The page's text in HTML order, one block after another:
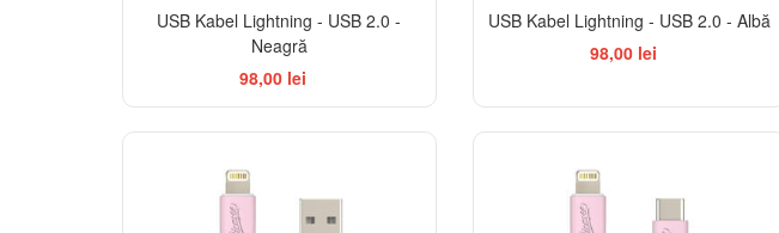
USB Kabel Lightning - USB 2.0 -
Neagră
98,00 lei
USB Kabel Lightning - USB 2.0 - Albă
98,00 lei